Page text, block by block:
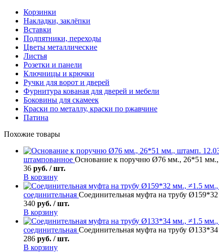
Корзинки
Накладки, заклёпки
Вставки
Подпятники, переходы
Цветы металлические
Листья
Розетки и панели
Ключницы и крючки
Ручки для ворот и дверей
Фурнитура кованая для дверей и мебели
Боковины для скамеек
Краски по металлу, краски по ржавчине
Патина
Похожие товары
штампованное Основание к поручню Ø76 мм., 26*51
36 руб. / шт.
В корзину
соединительная Соединительная муфта на трубу
340 руб. / шт.
В корзину
соединительная Соединительная муфта на трубу
286 руб. / шт.
В корзину